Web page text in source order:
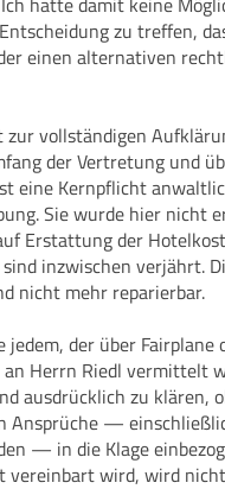
zu treffen,
einen alternativen
zur vollständigen
der Vertretung und
eine Kernpflicht
Sie wurde hier nicht
Erstattung der
inzwischen verjährt.
nicht mehr reparierbar.
jedem, der über Fairplane
Herrn Riedl vermittelt
ausdrücklich zu klären,
Ansprüche —
— in die Klage
vereinbart wird, wird